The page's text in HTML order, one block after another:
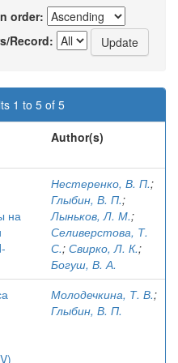
order:
Record:
1 to 5 of 5
Author(s)
на
Нестеренко, В. П.;
Глыбин, В. П.;
Лыньков, Л. М.;
Селиверстова, Т.
С.; Свирко, Л. К.;
Богуш, В. А.
Молодечкина, Т. В.;
Глыбин, В. П.